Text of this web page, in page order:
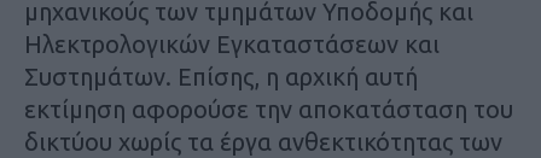
μηχανικούς των τμημάτων Υποδομής και
Ηλεκτρολογικών Εγκαταστάσεων και
Συστημάτων. Επίσης, η αρχική αυτή
εκτίμηση αφορούσε την αποκατάσταση του
δικτύου χωρίς τα έργα ανθεκτικότητας των